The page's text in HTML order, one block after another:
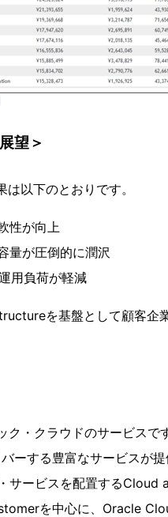
望＞
以下のとおりです。
性が向上
量が圧倒的に潤沢
用負荷が軽減
を基盤として顧客企
・クラウドのサービスで
ーする豊富なサービスが提
サービスを配置するCloud
を中心に、Oracle